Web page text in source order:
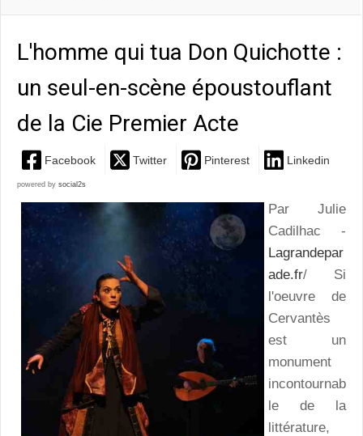
L'homme qui tua Don Quichotte :
un seul-en-scène époustouflant
de la Cie Premier Acte
Facebook Twitter Pinterest Linkedin
powered by social2s
Par Julie
Cadilhac -
Lagrandepar
ade.fr/ Si
l'oeuvre de
Cervantès
est un
monument
incontournab
le de la
littérature,